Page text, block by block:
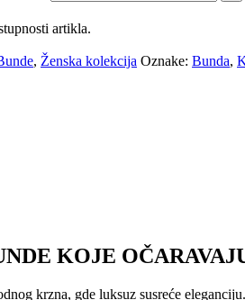
artikla.
, Ženska kolekcija Oznake: Bunda,
KOJE
krzna, gde luksuz susreće